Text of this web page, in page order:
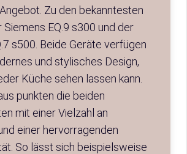
Zu den bekanntesten
Siemens EQ.9 s300 und der
s500. Beide Geräte verfügen
und stylisches Design,
Küche sehen lassen kann.
punkten die beiden
mit einer Vielzahl an
einer hervorragenden
So lässt sich beispielsweise